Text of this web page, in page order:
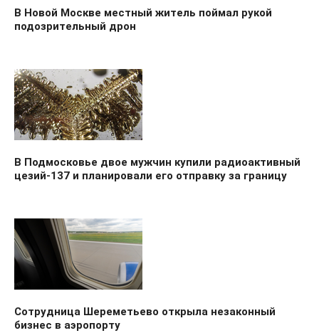
В Новой Москве местный житель поймал рукой
подозрительный дрон
В Подмосковье двое мужчин купили радиоактивный
цезий-137 и планировали его отправку за границу
Сотрудница Шереметьево открыла незаконный
бизнес в аэропорту